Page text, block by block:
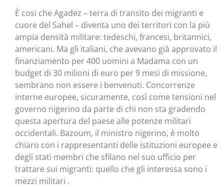
È cosi che Agadez – terra di transito dei migranti e
cuore del Sahel – diventa uno dei territori con la più
ampia densità militare: tedeschi, francesi, britannici,
americani. Ma gli italiani, che avevano già approvato il
finanziamento per 400 uomini a Madama con un
budget di 30 milioni di euro per 9 mesi di missione,
sembrano non essere i benvenuti. Concorrenze
interne europee, sicuramente, così come tensioni nel
governo nigerino da parte di chi non sta gradendo
questa apertura del paese alle potenze militari
occidentali. Bazoum, il ministro nigerino, è molto
chiaro con i rappresentanti delle istituzioni europee e
degli stati membri che sfilano nel suo ufficio per
trattare sui migranti: quello che gli interessa sono i
mezzi militari .